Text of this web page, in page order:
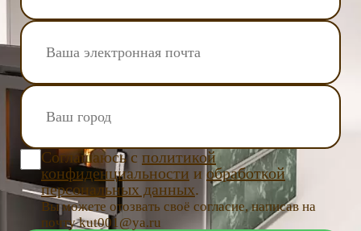
Соглашаюсь с политикой
конфиденциальности и обработкой
персональных данных.
Вы можете отозвать своё согласие, написав на
почту kut001@ya.ru